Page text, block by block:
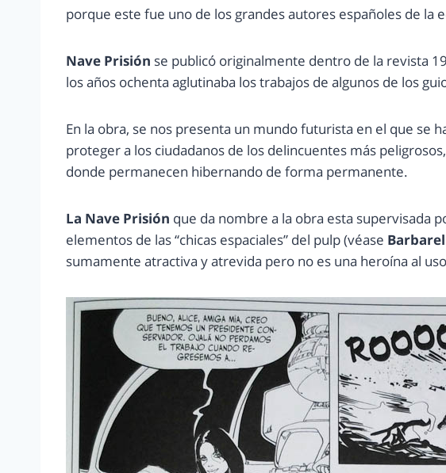
porque este fue uno de los grandes autores españoles de la
Nave Prisión se publicó originalmente dentro de la revista
los años ochenta aglutinaba los trabajos de algunos de los
En la obra, se nos presenta un mundo futurista en el que se
proteger a los ciudadanos de los delincuentes más
donde permanecen hibernando de forma permanente.
La Nave Prisión que da nombre a la obra esta supervisada
elementos de las “chicas espaciales” del pulp (véase
sumamente atractiva y atrevida pero no es una heroína al